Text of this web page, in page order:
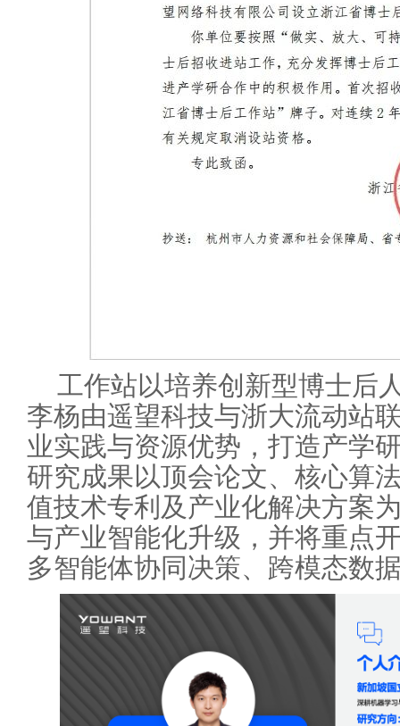
工作站以培养创新型博士后
李杨由遥望科技与浙大流动站
业实践与资源优势，打造产学
研究成果以顶会论文、核心算
值技术专利及产业化解决方案
与产业智能化升级，并将重点
多智能体协同决策、跨模态数